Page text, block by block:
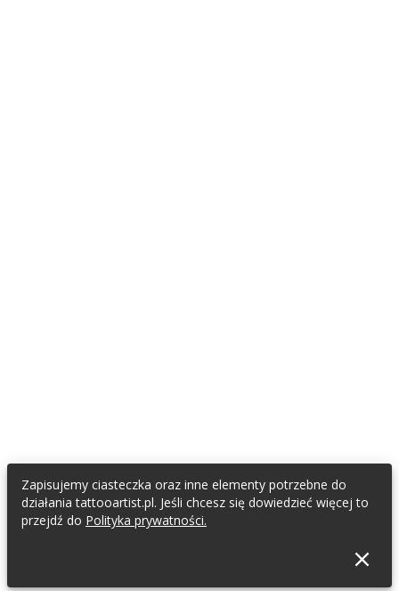
Zapisujemy ciasteczka oraz inne elementy potrzebne do
działania tattooartist.pl. Jeśli chcesz się dowiedzieć więcej to
przejdź do Polityka prywatności.